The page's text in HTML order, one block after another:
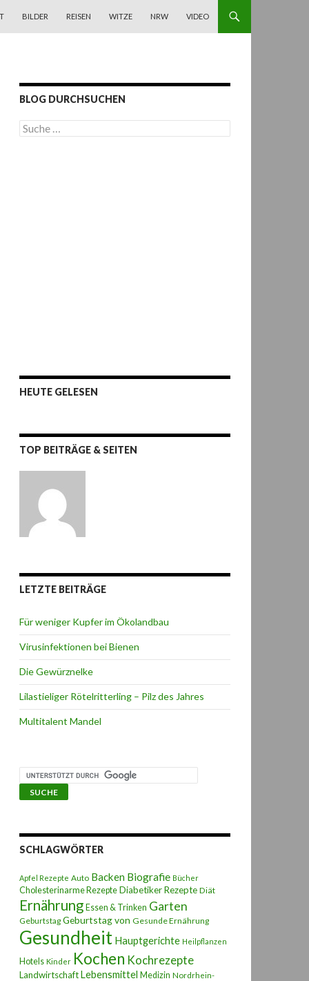
BILDER REISEN WITZE NRW VIDEO
BLOG DURCHSUCHEN
S
u
HEUTE GELESEN
TOP BEITRÄGE & SEITEN
LETZTE BEITRÄGE
Für weniger Kupfer im Ökolandbau
Virusinfektionen bei Bienen
Die Gewürznelke
Lilastieliger Rötelritterling – Pilz des Jahres
Multitalent Mandel
SCHLAGWÖRTER
Apfel Rezepte Auto Backen Biografie Bücher
Cholesterinarme Rezepte Diabetiker Rezepte Diät
Ernährung Essen & Trinken Garten
Geburtstag Geburtstag von Gesunde Ernährung
Gesundheit Hauptgerichte Heilpflanzen
Hotels Kinder Kochen Kochrezepte
LandwirtschaftLebensmittel Medizin Nordrhein-